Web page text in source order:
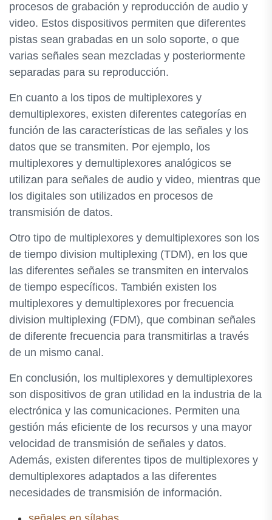
procesos de grabación y reproducción de audio y
video. Estos dispositivos permiten que diferentes
pistas sean grabadas en un solo soporte, o que
varias señales sean mezcladas y posteriormente
separadas para su reproducción.
En cuanto a los tipos de multiplexores y
demultiplexores, existen diferentes categorías en
función de las características de las señales y los
datos que se transmiten. Por ejemplo, los
multiplexores y demultiplexores analógicos se
utilizan para señales de audio y video, mientras que
los digitales son utilizados en procesos de
transmisión de datos.
Otro tipo de multiplexores y demultiplexores son los
de tiempo division multiplexing (TDM), en los que
las diferentes señales se transmiten en intervalos
de tiempo específicos. También existen los
multiplexores y demultiplexores por frecuencia
division multiplexing (FDM), que combinan señales
de diferente frecuencia para transmitirlas a través
de un mismo canal.
En conclusión, los multiplexores y demultiplexores
son dispositivos de gran utilidad en la industria de la
electrónica y las comunicaciones. Permiten una
gestión más eficiente de los recursos y una mayor
velocidad de transmisión de señales y datos.
Además, existen diferentes tipos de multiplexores y
demultiplexores adaptados a las diferentes
necesidades de transmisión de información.